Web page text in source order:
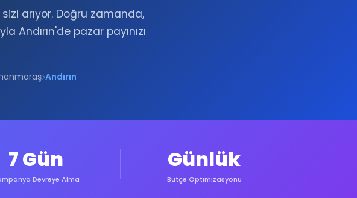
arıyor. Doğru zamanda,
Andırın'de pazar payınızı
Andırın
7 Gün
Devreye Alma
Günlük
Bütçe Optimizasyonu